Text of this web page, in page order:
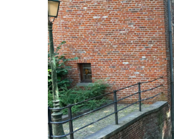
06 août 2026Consulter l'article
La police lance un
recherche après le
femme de 33 ans à